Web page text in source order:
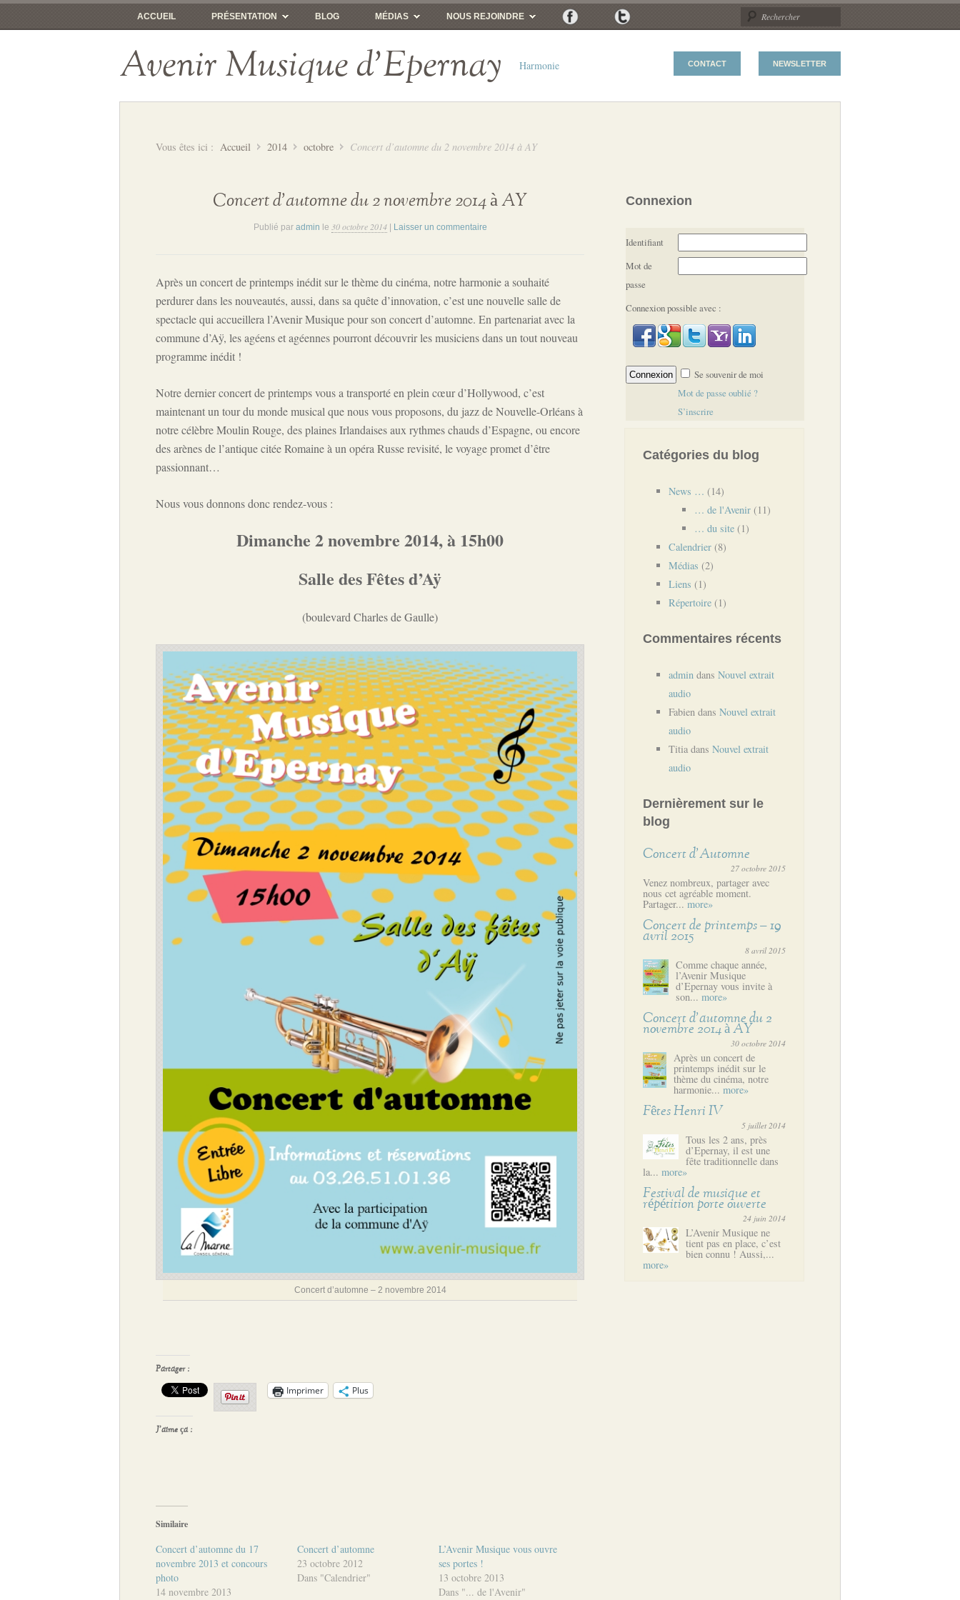
ACCUEIL PRÉSENTATION BLOG MÉDIAS NOUS REJOINDRE
Avenir Musique d'Epernay Harmonie CONTACT NEWSLETTER
Vous êtes ici : Accueil 2014 octobre Concert d’automne du 2 novembre 2014 à AY
Concert d’automne du 2 novembre 2014 à AY
Publié par admin le 30 octobre 2014| Laisser un commentaire
Après un concert de printemps inédit sur le thème du cinéma, notre harmonie a souhaité
perdurer dans les nouveautés, aussi, dans sa quête d’innovation, c’est une nouvelle salle de
spectacle qui accueillera l’Avenir Musique pour son concert d’automne. En partenariat avec la
commune d’Aÿ, les agéens et agéennes pourront découvrir les musiciens dans un tout nouveau
programme inédit !
Notre dernier concert de printemps vous a transporté en plein cœur d’Hollywood, c’est
maintenant un tour du monde musical que nous vous proposons, du jazz de Nouvelle-Orléans à
notre célèbre Moulin Rouge, des plaines Irlandaises aux rythmes chauds d’Espagne, ou encore
des arènes de l’antique citée Romaine à un opéra Russe revisité, le voyage promet d’être
passionnant…
Nous vous donnons donc rendez-vous :
Dimanche 2 novembre 2014, à 15h00
Salle des Fêtes d’Aÿ
(boulevard Charles de Gaulle)
Concert d’automne – 2 novembre 2014
Partager :
Imprimer Plus
J’aime ça :
Similaire
Concert d’automne du 17
novembre 2013 et concours
photo
14 novembre 2013
Concert d’automne
23 octobre 2012
Dans "Calendrier"
L’Avenir Musique vous ouvre
ses portes !
13 octobre 2013
Dans "... de l'Avenir"
Connexion
Identifiant
Mot de
passe
Connexion possible avec :
Se souvenir de moi
Mot de passe oublié ?
S’inscrire
Catégories du blog
News … (14)
… de l'Avenir (11)
… du site (1)
Calendrier (8)
Médias (2)
Liens (1)
Répertoire (1)
Commentaires récents
admin dans Nouvel extrait
audio
Fabien dans Nouvel extrait
audio
Titia dans Nouvel extrait
audio
Dernièrement sur le
blog
Concert d’Automne
27 octobre 2015
Venez nombreux, partager avec
nous cet agréable moment.
Partager...more»
Concert de printemps – 19
avril 2015
8 avril 2015
Comme chaque année,
l’Avenir Musique
d’Epernay vous invite à
son... more»
Concert d’automne du 2
novembre 2014 à AY
30 octobre 2014
Après un concert de
printemps inédit sur le
thème du cinéma, notre
harmonie... more»
Fêtes Henri IV
5 juillet 2014
Tous les 2 ans, près
d’Epernay, il est une
fête traditionnelle dans
la... more»
Festival de musique et
répétition porte ouverte
24 juin 2014
L’Avenir Musique ne
tient pas en place, c’est
bien connu ! Aussi,...
more»